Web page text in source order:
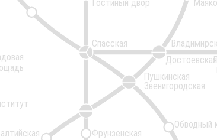
Обводный
Достоевская
Спасская
Звенигородская
Пушкинская
Фрунзенская
Гостиный двор